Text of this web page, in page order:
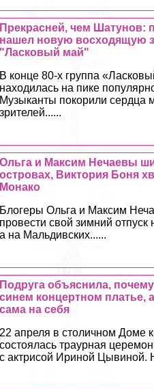
Прекрасней, чем Шатунов:
нашел новую восходящую
"Ласковый май"
В конце 80-х группа
находилась на пике
Музыканты покорили сердца
зрителей......
Ольга и Максим Нечаевы
островах, Виктория Боня
Монако
Блогеры Ольга и Максим
провести свой зимний отпуск
а на Мальдивских......
Подруга объяснила,
синем концертном платье,
сама на себя
22 апреля в столичном Доме
состоялась траурная
с актрисой Ириной Цывиной.